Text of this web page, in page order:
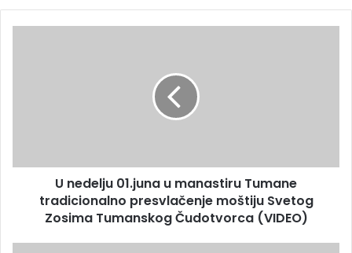
U nedelju 01.juna u manastiru Tumane
tradicionalno presvlačenje moštiju Svetog
Zosima Tumanskog Čudotvorca (VIDEO)